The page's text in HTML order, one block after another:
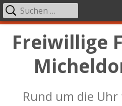
Freiwillige
Rund um die
Primäres
Menü
Suchen
nach: